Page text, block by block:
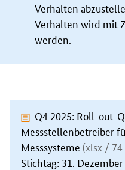
Verhalten
Verhalten wird mit
werden.
Q4 2025: Roll-out-
Messstellenbetreiber
Messsysteme (xlsx / 74
Stichtag: 31.